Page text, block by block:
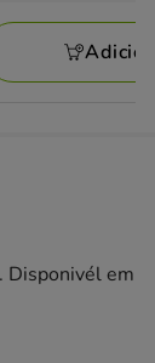
Disponivél em